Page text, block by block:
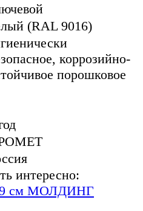
(RAL 9016)
коррозийно-
порошковое
интересно: